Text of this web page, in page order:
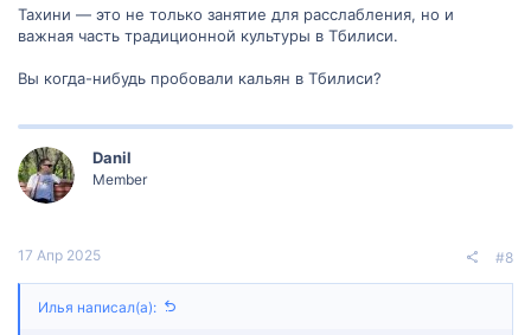
Тахини — это не только занятие для расслабления, но и
важная часть традиционной культуры в Тбилиси.
Вы когда-нибудь пробовали кальян в Тбилиси?
Danil
Member
17 Апр 2025 #8
Илья написал(а):